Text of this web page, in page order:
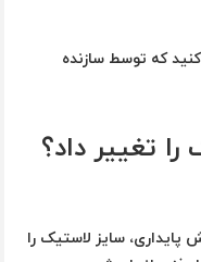
که توسط سازنده
تغییر داد؟
پایداری، سایز لاستیک را